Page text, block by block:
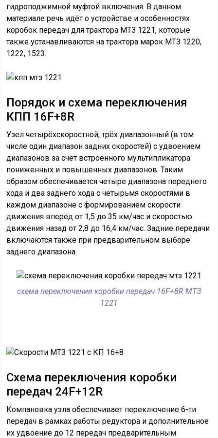
гидроподжимной муфтой включения. В данном
материале речь идёт о устройстве и особенностях
коробок передач для трактора МТЗ 1221, которые
также устанавливаются на трактора марок МТЗ 1220,
1222, 1523.
Порядок и схема переключения
КПП 16F+8R
Узел четырёхскоростной, трёх диапазонный (в том
числе один диапазон задних скоростей) с удвоением
диапазонов за счёт встроенного мультипликатора
пониженных и повышенных диапазонов. Таким
образом обеспечивается четыре диапазона переднего
хода и два заднего хода с четырьмя скоростями в
каждом диапазоне с формированием скорости
движения вперёд от 1,5 до 35 км/час и скоростью
движения назад от 2,8 до 16,4 км/час. Задние передачи
включаются также при предварительном выборе
заднего диапазона.
схема переключения коробки передач 16F+8R МТЗ
1221
Схема переключения коробки
передач 24F+12R
Компановка узла обеспечивает переключение 6-ти
передач в рамках работы редуктора и дополнительное
их удвоение до 12 передач предварительным